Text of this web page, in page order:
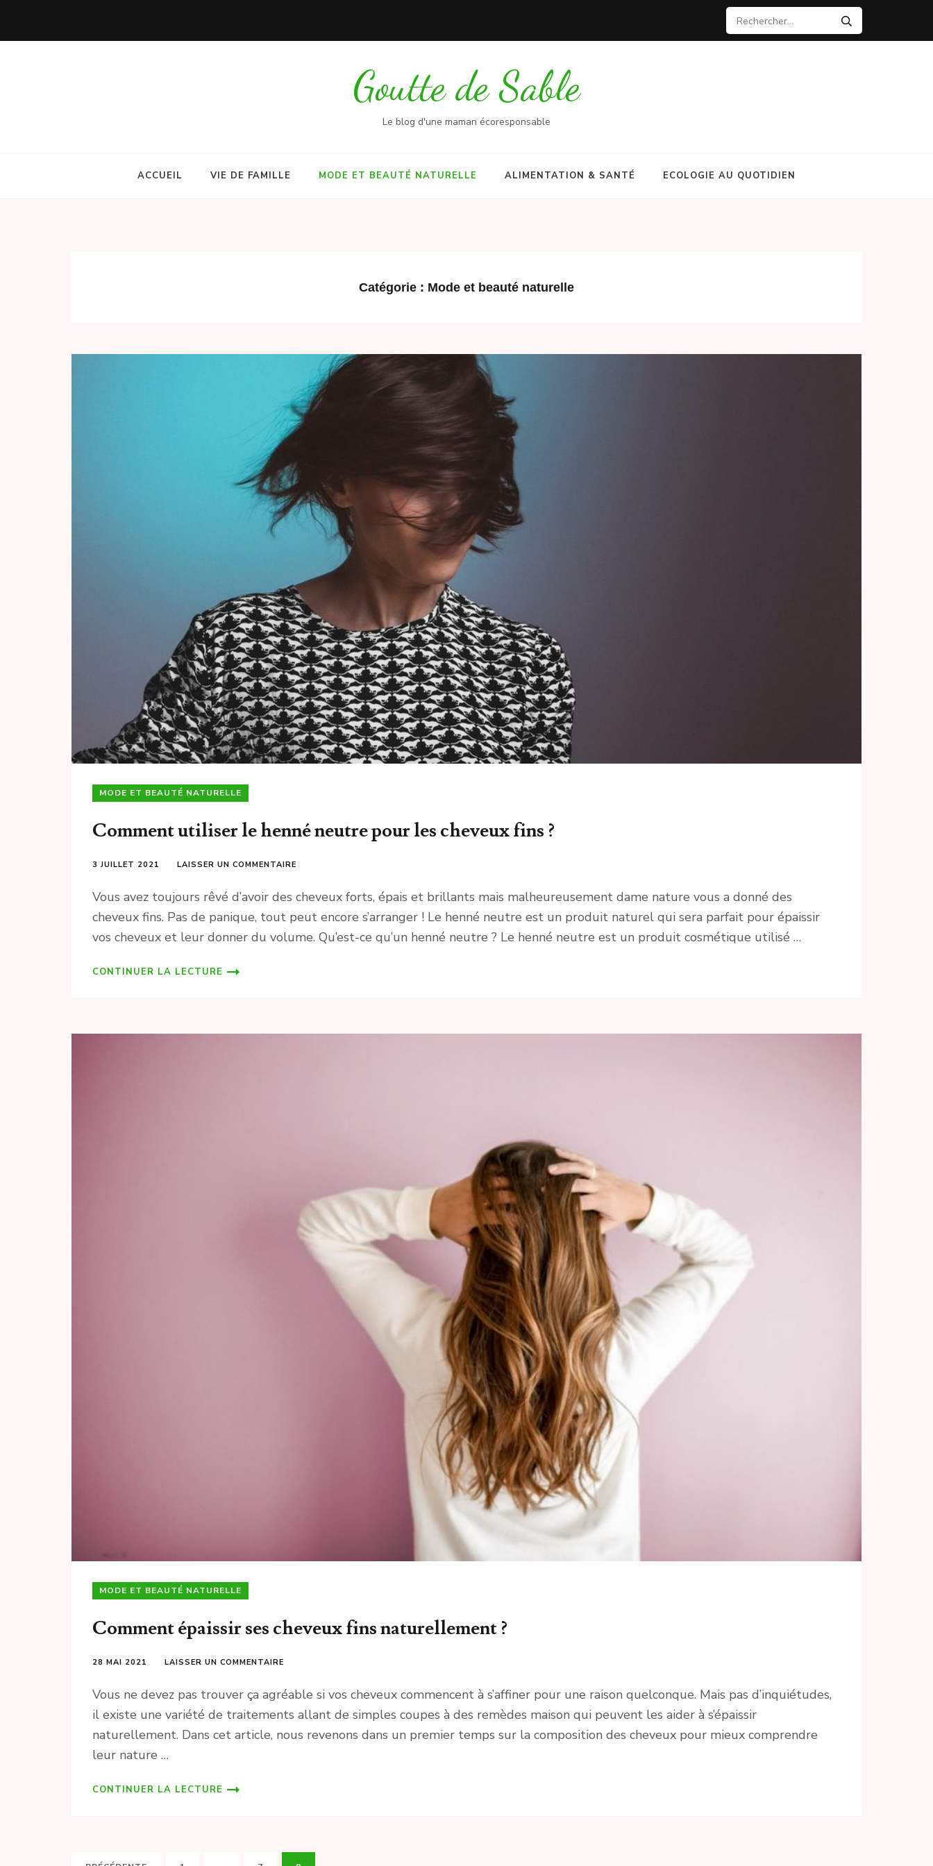
Rechercher :
Goutte de Sable
Le blog d'une maman écoresponsable
ACCUEIL VIE DE FAMILLE MODE ET BEAUTÉ NATURELLE ALIMENTATION & SANTÉ ECOLOGIE AU QUOTIDIEN
Catégorie : Mode et beauté naturelle
MODE ET BEAUTÉ NATURELLE
Comment utiliser le henné neutre pour les cheveux fins ?
3 JUILLET 2021 LAISSER UN COMMENTAIRE
Vous avez toujours rêvé d’avoir des cheveux forts, épais et brillants mais malheureusement dame nature vous a donné des
cheveux fins. Pas de panique, tout peut encore s’arranger ! Le henné neutre est un produit naturel qui sera parfait pour épaissir
vos cheveux et leur donner du volume. Qu’est-ce qu’un henné neutre ? Le henné neutre est un produit cosmétique utilisé …
CONTINUER LA LECTURE
MODE ET BEAUTÉ NATURELLE
Comment épaissir ses cheveux fins naturellement ?
28 MAI 2021 LAISSER UN COMMENTAIRE
Vous ne devez pas trouver ça agréable si vos cheveux commencent à s’affiner pour une raison quelconque. Mais pas d’inquiétudes,
il existe une variété de traitements allant de simples coupes à des remèdes maison qui peuvent les aider à s’épaissir
naturellement. Dans cet article, nous revenons dans un premier temps sur la composition des cheveux pour mieux comprendre
leur nature …
CONTINUER LA LECTURE